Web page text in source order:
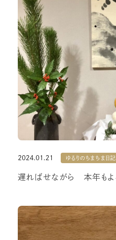
2024.01.21 ゆるりのちまちま日記
遅ればせながら 本年もよ